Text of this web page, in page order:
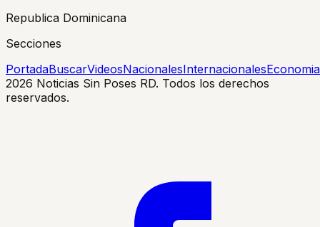
Republica Dominicana
Secciones
PortadaBuscarVideosNacionalesInternacionalesEconomia
2026 Noticias Sin Poses RD. Todos los derechos
reservados.